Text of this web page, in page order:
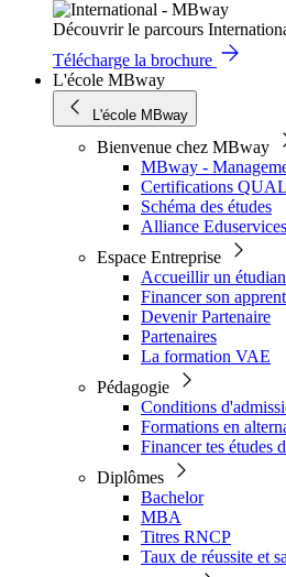
Découvrir le parcours
Télécharge la brochure
L'école MBway
L'école MBway
Bienvenue chez MBway
MBway -
Certifications
Schéma des études
Alliance Eduservices
Espace Entreprise
Accueillir un
Financer son
Devenir Partenaire
Partenaires
La formation VAE
Pédagogie
Conditions
Formations en
Financer tes études
Diplômes
Bachelor
MBA
Titres RNCP
Taux de réussite et